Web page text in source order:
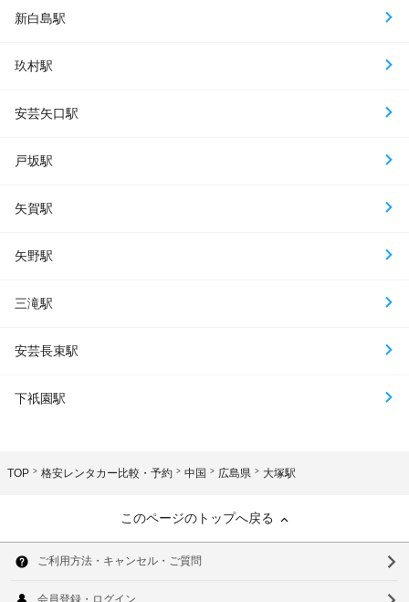
新白島駅
玖村駅
安芸矢口駅
戸坂駅
矢賀駅
矢野駅
三滝駅
安芸長束駅
下祇園駅
TOP 格安レンタカー比較・予約 中国 広島県 大塚駅
このページのトップへ戻る